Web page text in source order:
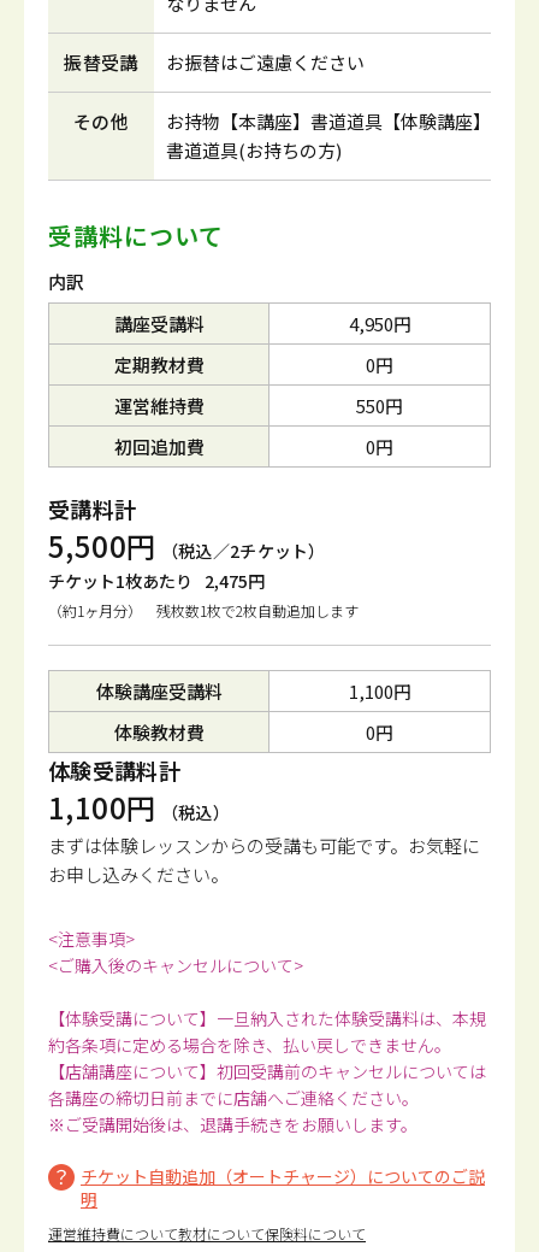
振替受講 お振替はご遠慮ください
その他
お持物【本講座】書道道具【体験講座】
書道道具(お持ちの方)
受講料について
内訳
講座受講料
4,950円
定期教材費
0円
運営維持費
550円
初回追加費
0円
受講料計
5,500円
（税込／2チケット）
チケット1枚あたり
2,475円
（約1ヶ月分） 残枚数1枚で2枚自動追加します
体験講座受講料
1,100円
体験教材費
0円
体験受講料計
1,100円 （税込）
まずは体験レッスンからの受講も可能です。 お気軽に
お申し込みください。
<注意事項>
<ご購入後のキャンセルについて>
【体験受講について】一旦納入された体験受講料は、本規
約各条項に定める場合を除き、払い戻しできません。
【店舗講座について】初回受講前のキャンセルについては
各講座の締切日前までに店舗へご連絡ください。
※ご受講開始後は、退講手続きをお願いします。
チケット自動追加（オートチャージ）についてのご説
明
運営維持費について教材について保険料について